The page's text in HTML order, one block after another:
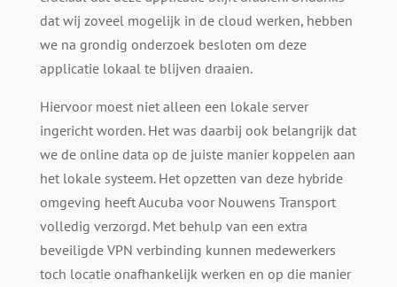
dat wij zoveel mogelijk in de cloud werken, hebben
we na grondig onderzoek besloten om deze
applicatie lokaal te blijven draaien.
Hiervoor moest niet alleen een lokale server
ingericht worden. Het was daarbij ook belangrijk dat
we de online data op de juiste manier koppelen aan
het lokale systeem. Het opzetten van deze hybride
omgeving heeft Aucuba voor Nouwens Transport
volledig verzorgd. Met behulp van een extra
beveiligde VPN verbinding kunnen medewerkers
toch locatie onafhankelijk werken en op die manier